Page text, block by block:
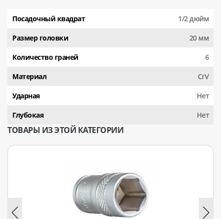
Посадочный квадрат 1/2 дюйм
Размер головки 20 мм
Количество граней 6
Материал CrV
Ударная Нет
Глубокая Нет
ТОВАРЫ ИЗ ЭТОЙ КАТЕГОРИИ